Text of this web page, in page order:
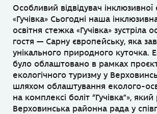
Особливий відвідувач
«Гучівка» Сьогодні наша
освітня стежка «Гучівка» зустріла
гостя — Сарну європейську, яка
унікального природного куточка.
було облаштовано в рамках
екологічного туризму у
шляхом облаштування еколого-
на комплексі боліт “Гучівка”», який
Верховинська районна рада у